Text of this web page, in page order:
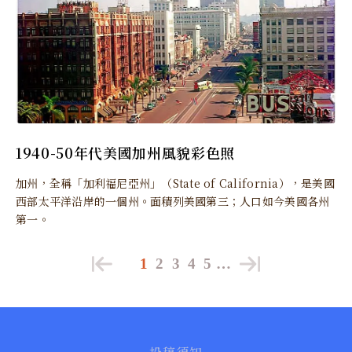
1940-50年代美國加州風貌彩色照
加州，全稱「加利福尼亞州」（State of California），是美國
西部太平洋沿岸的一個州。面積列美國第三；人口如今美國各州
第一。
1 2 3 4 5 …